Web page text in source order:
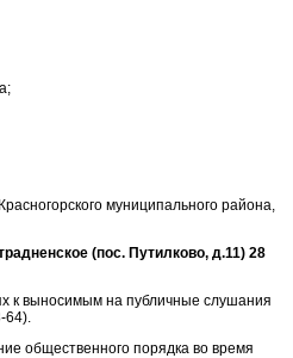
муниципального района,
(пос. Путилково, д.11) 28
к выносимым на публичные слушания
64).
общественного порядка во время